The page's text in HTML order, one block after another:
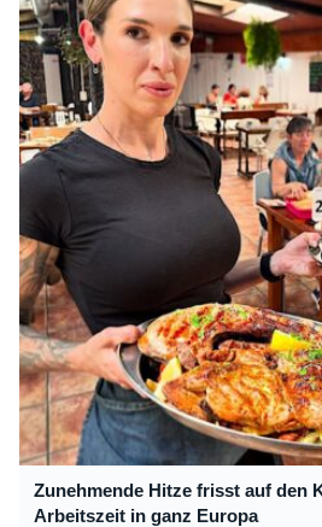
Zunehmende Hitze frisst auf den
Arbeitszeit in ganz Europa